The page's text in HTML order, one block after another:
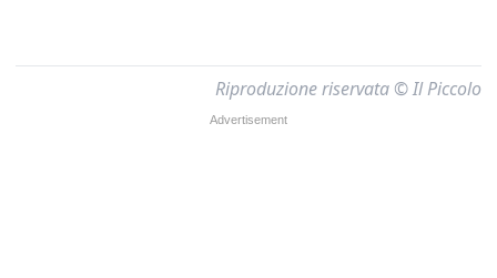
Riproduzione riservata © Il Piccolo